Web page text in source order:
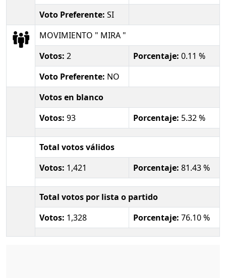
Voto Preferente: SI
MOVIMIENTO " MIRA "
Votos: 2 Porcentaje: 0.11 %
Voto Preferente: NO
Votos en blanco
Votos: 93 Porcentaje: 5.32 %
Total votos válidos
Votos: 1,421 Porcentaje: 81.43 %
Total votos por lista o partido
Votos: 1,328 Porcentaje: 76.10 %